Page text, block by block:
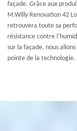
façade. Grâce aux
M.Willy Renovation 42
retrouvera toute sa
résistance contre
sur la façade, nous
pointe de la technologie.